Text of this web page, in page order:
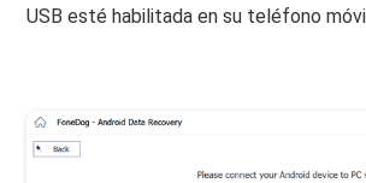
USB esté habilitada en su teléfono